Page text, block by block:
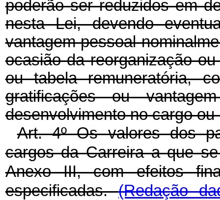
poderão ser reduzidos em
nesta Lei, devendo
vantagem pessoal
ocasião da reorganização
ou tabela remuneratória,
gratificações ou
desenvolvimento no cargo ou
Art. 4º Os valores dos
cargos da Carreira a que
Anexo III, com efeitos
especificadas.(Redação